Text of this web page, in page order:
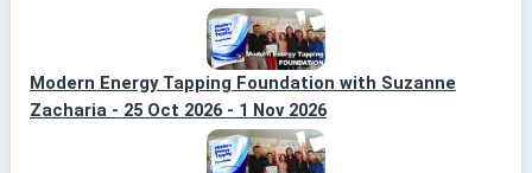
Modern Energy Tapping Foundation with Suzanne
Zacharia - 25 Oct 2026 - 1 Nov 2026